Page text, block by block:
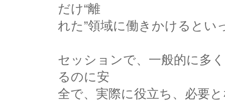
だけ“離
れた”領域に働きかけるとい
セッションで、一般的に多
るのに安
全で、実際に役立ち、必要